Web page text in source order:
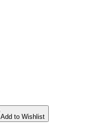
Add to Wishlist